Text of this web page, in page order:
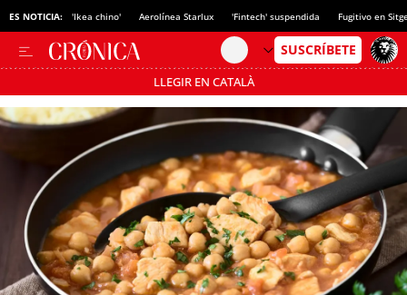
ES NOTICIA: 'Ikea chino' Aerolínea Starlux 'Fintech' suspendida Fugitivo en
LLEGIR EN CATALÀ
Pásate al MODO AHORRO